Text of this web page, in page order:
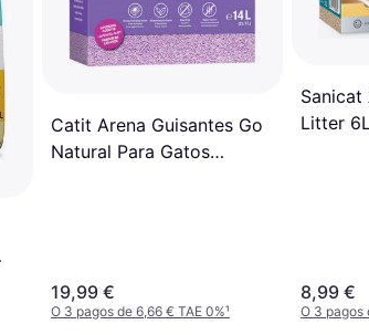
Catit Arena Guisantes Go
Natural Para Gatos
19,99 €
O 3 pagos de 6,66 € TAE 0%¹
Litter
8,99 €
O 3 pagos